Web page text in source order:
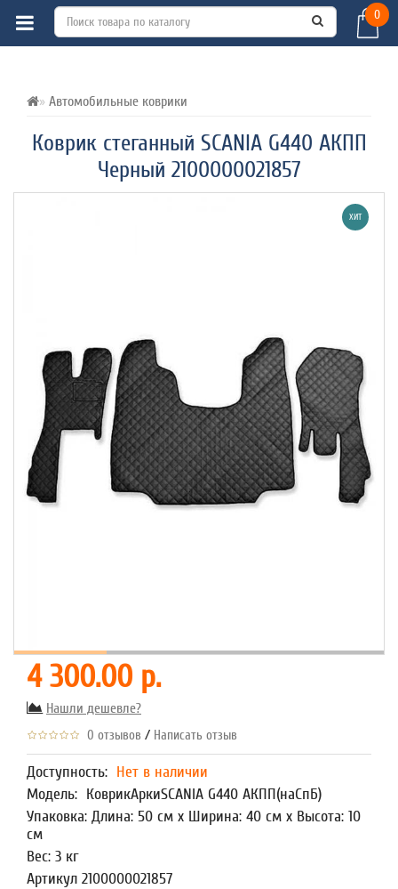
0
Автомобильные коврики
Коврик стеганный SCANIA G440 АКПП
Черный 2100000021857
ВСЕ О ТОВАРЕ ХАРАКТЕРИСТИКИ
ХИТ
4 300.00 р.
Нашли дешевле?
0 отзывов / Написать отзыв
Доступность: Нет в наличии
Модель: КоврикАркиSCANIA G440 АКПП(наСпБ)
Упаковка: Длина: 50 см x Ширина: 40 см x Высота: 10
см
Вес: 3 кг
Артикул 2100000021857